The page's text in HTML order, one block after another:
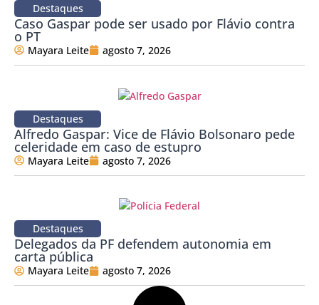
Destaques
Caso Gaspar pode ser usado por Flávio contra
o PT
Mayara Leite agosto 7, 2026
Destaques
Alfredo Gaspar: Vice de Flávio Bolsonaro pede
celeridade em caso de estupro
Mayara Leite agosto 7, 2026
Destaques
Delegados da PF defendem autonomia em
carta pública
Mayara Leite agosto 7, 2026